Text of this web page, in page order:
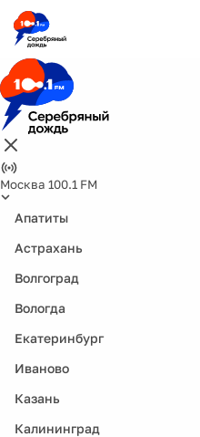
Москва 100.1 FM
Апатиты
Астрахань
Волгоград
Вологда
Екатеринбург
Иваново
Казань
Калининград